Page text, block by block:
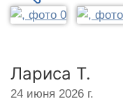
Лариса Т.
24 июня 2026 г.